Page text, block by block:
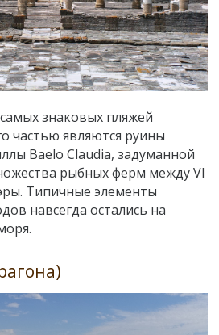
знаковых пляжей
частью являются руины
Baelo Claudia, задуманной
рыбных ферм между VI
Типичные элементы
навсегда остались на